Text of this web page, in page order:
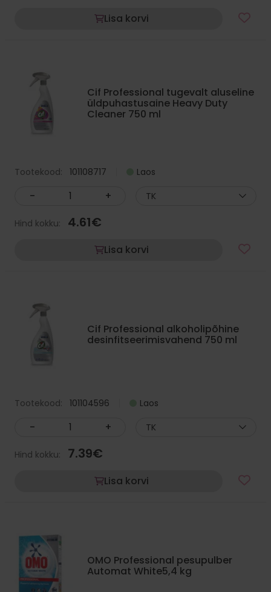
Lisa korvi
Cif Professional tugevalt aluseline
üldpuhastusaine Heavy Duty
Cleaner 750 ml
Tootekood: 101108717 Laos
- + TK
Hind kokku: 4.61€
Lisa korvi
Cif Professional alkoholipõhine
desinfitseerimisvahend 750 ml
Tootekood: 101104596 Laos
- + TK
Hind kokku: 7.39€
Lisa korvi
OMO Professional pesupulber
Automat White5,4 kg